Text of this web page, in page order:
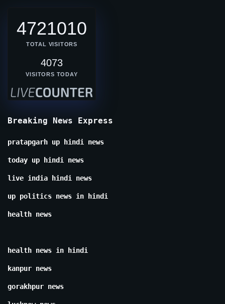
4721010
TOTAL VISITORS
4073
VISITORS TODAY
Breaking News Express
pratapgarh up hindi news
today up hindi news
live india hindi news
up politics news in hindi
health news
health news in hindi
kanpur news
gorakhpur news